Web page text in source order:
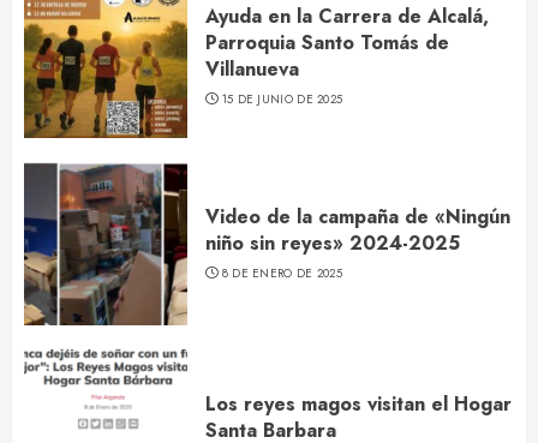
Ayuda en la Carrera de Alcalá,
Parroquia Santo Tomás de
Villanueva
15 DE JUNIO DE 2025
Video de la campaña de «Ningún
niño sin reyes» 2024-2025
8 DE ENERO DE 2025
Los reyes magos visitan el Hogar
Santa Barbara